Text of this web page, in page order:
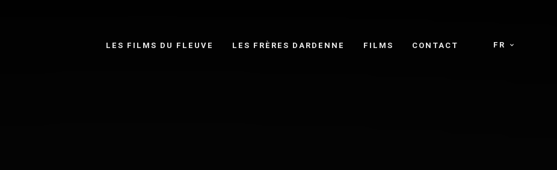
FR
LES FILMS DU FLEUVE LES FRÈRES DARDENNE FILMS CONTACT